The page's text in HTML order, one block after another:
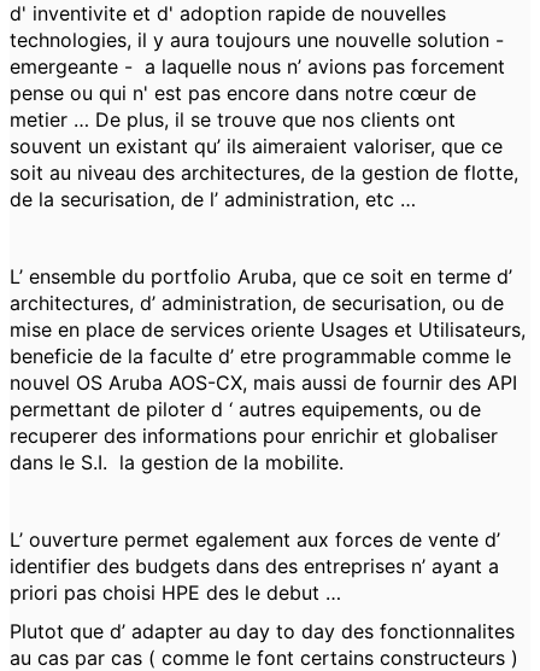
d' inventivite et d' adoption rapide de nouvelles
technologies, il y aura toujours une nouvelle solution -
emergeante - a laquelle nous n’ avions pas forcement
pense ou qui n' est pas encore dans notre cœur de
metier … De plus, il se trouve que nos clients ont
souvent un existant qu’ ils aimeraient valoriser, que ce
soit au niveau des architectures, de la gestion de flotte,
de la securisation, de l’ administration, etc …
L’ ensemble du portfolio Aruba, que ce soit en terme d’
architectures, d’ administration, de securisation, ou de
mise en place de services oriente Usages et Utilisateurs,
beneficie de la faculte d’ etre programmable comme le
nouvel OS Aruba AOS-CX, mais aussi de fournir des API
permettant de piloter d ‘ autres equipements, ou de
recuperer des informations pour enrichir et globaliser
dans le S.I. la gestion de la mobilite.
L’ ouverture permet egalement aux forces de vente d’
identifier des budgets dans des entreprises n’ ayant a
priori pas choisi HPE des le debut …
Plutot que d’ adapter au day to day des fonctionnalites
au cas par cas ( comme le font certains constructeurs )